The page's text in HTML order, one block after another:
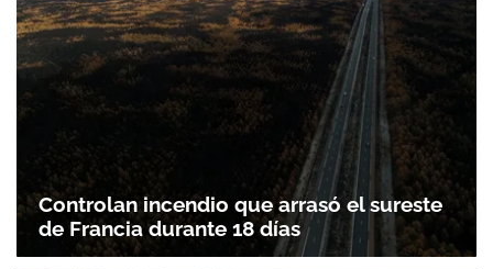
Controlan incendio que arrasó el sureste
de Francia durante 18 días